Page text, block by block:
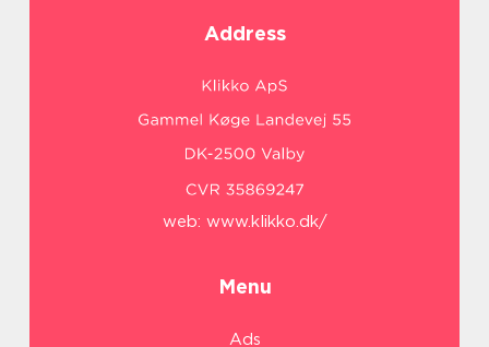
Address
web: www.klikko.dk/
Menu
Ads